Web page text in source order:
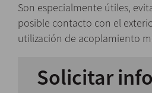
Son especialmente útiles,
posible contacto con el
utilización de acoplamiento
Solicitar